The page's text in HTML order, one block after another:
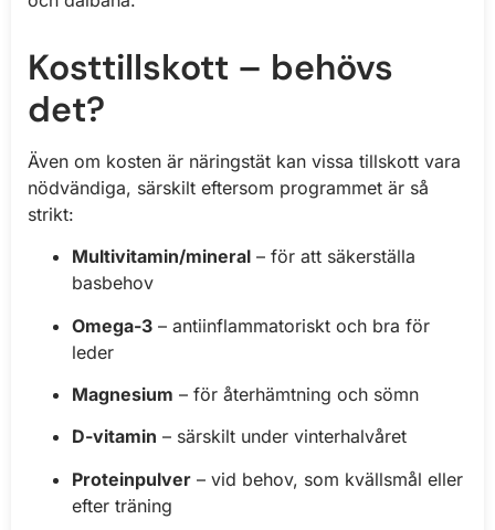
Kosttillskott – behövs
det?
Även om kosten är näringstät kan vissa tillskott vara
nödvändiga, särskilt eftersom programmet är så
strikt:
Multivitamin/mineral – för att säkerställa
basbehov
Omega-3 – antiinflammatoriskt och bra för
leder
Magnesium – för återhämtning och sömn
D-vitamin – särskilt under vinterhalvåret
Proteinpulver – vid behov, som kvällsmål eller
efter träning